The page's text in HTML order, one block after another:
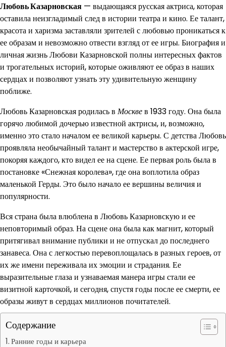
Любовь Казарновская — выдающаяся русская актриса, которая
оставила неизгладимый след в истории театра и кино. Ее талант,
красота и харизма заставляли зрителей с любовью проникаться к
ее образам и невозможно отвести взгляд от ее игры. Биография и
личная жизнь Любови Казарновской полны интересных фактов
и трогательных историй, которые оживляют ее образ в наших
сердцах и позволяют узнать эту удивительную женщину
поближе.
Любовь Казарновская родилась в Москвев 1933 году. Она была
горячо любимой дочерью известной актрисы, и, возможно,
именно это стало началом ее великой карьеры. С детства Любовь
проявляла необычайный талант и мастерство в актерской игре,
покоряя каждого, кто видел ее на сцене. Ее первая роль была в
постановке «Снежная королева», где она воплотила образ
маленькой Герды. Это было начало ее вершины величия и
популярности.
Вся страна была влюблена в Любовь Казарновскую и ее
неповторимый образ. На сцене она была как магнит, который
притягивал внимание публики и не отпускал до последнего
занавеса. Она с легкостью перевоплощалась в разных героев, от
их же имени переживала их эмоции и страдания. Ее
выразительные глаза и узнаваемая манера игры стали ее
визитной карточкой, и сегодня, спустя годы после ее смерти, ее
образы живут в сердцах миллионов почитателей.
Содержание
Ранние годы и карьера